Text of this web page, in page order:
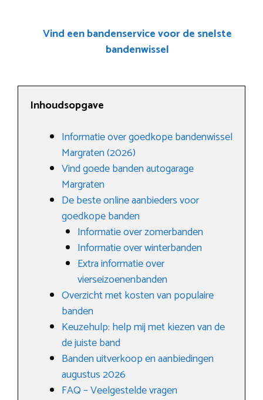
Vind een bandenservice voor de snelste
bandenwissel
Inhoudsopgave
Informatie over goedkope bandenwissel
Margraten (2026)
Vind goede banden autogarage
Margraten
De beste online aanbieders voor
goedkope banden
Informatie over zomerbanden
Informatie over winterbanden
Extra informatie over
vierseizoenenbanden
Overzicht met kosten van populaire
banden
Keuzehulp: help mij met kiezen van de
de juiste band
Banden uitverkoop en aanbiedingen
augustus 2026
FAQ – Veelgestelde vragen